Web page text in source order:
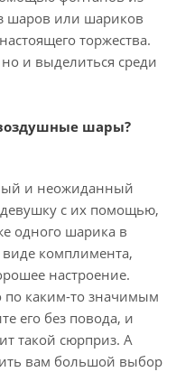
шаров или шариков
торжества.
и выделиться среди
шары?
и неожиданный
с их помощью,
одного шарика в
комплимента,
настроение.
по каким-то значимым
его без повода, и
такой сюрприз. А
вам большой выбор